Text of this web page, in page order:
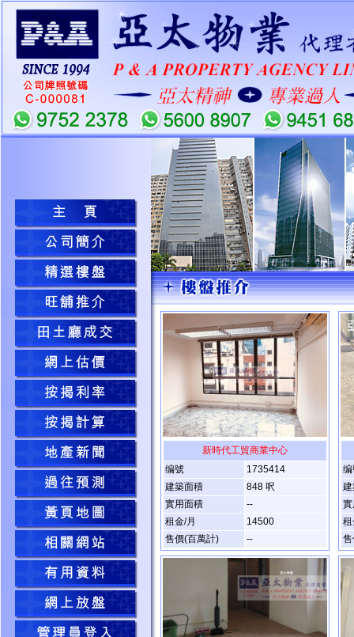
新時代工貿商業中心
编號
1735414
建築面積
848 呎
實用面積
--
租金/月
14500
售價(百萬計)
--
编
建
實
租